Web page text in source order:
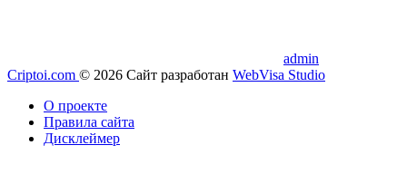
admin
Criptoi.com © 2026 Сайт разработан WebVisa Studio
О проекте
Правила сайта
Дисклеймер